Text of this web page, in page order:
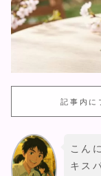
記事内に
こん
キス